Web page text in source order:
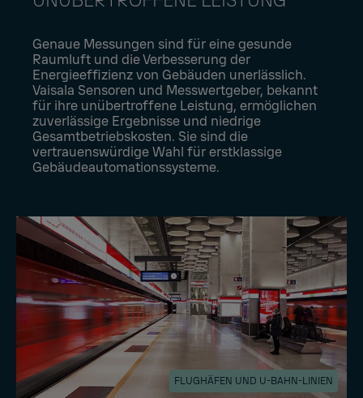
Genaue Messungen sind für eine gesunde
Raumluft und die Verbesserung der
Energieeffizienz von Gebäuden unerlässlich.
Vaisala Sensoren und Messwertgeber, bekannt
für ihre unübertroffene Leistung, ermöglichen
zuverlässige Ergebnisse und niedrige
Gesamtbetriebskosten. Sie sind die
vertrauenswürdige Wahl für erstklassige
Gebäudeautomationssysteme.
FLUGHÄFEN UND U-BAHN-LINIEN